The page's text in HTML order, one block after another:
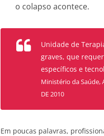
o colapso acontece.
Unidade de
graves, que
específicos e
Ministério da Saúde,
DE 2010
Em poucas palavras,